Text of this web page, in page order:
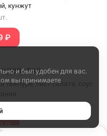
кунжут
₽
темпуре, лист салата, соус
₽
и был удобен для вас.
вы принимаете